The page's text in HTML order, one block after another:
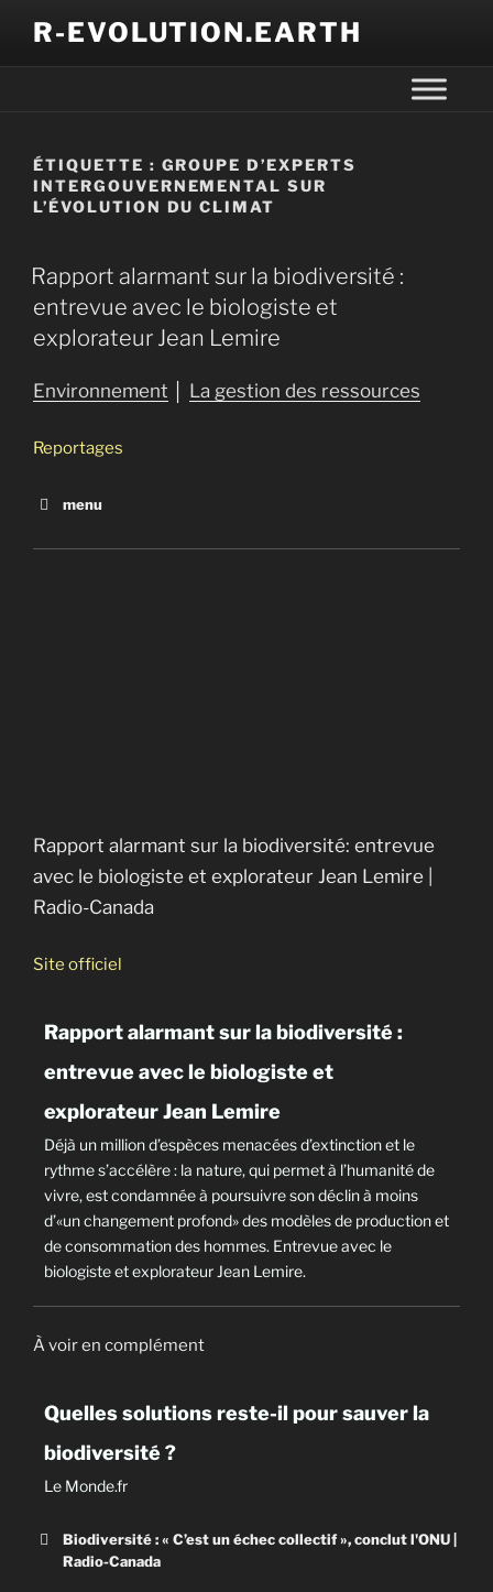
R-EVOLUTION.EARTH
ÉTIQUETTE : GROUPE D’EXPERTS
INTERGOUVERNEMENTAL SUR
L’ÉVOLUTION DU CLIMAT
Rapport alarmant sur la biodiversité :
entrevue avec le biologiste et
explorateur Jean Lemire
Environnement La gestion des ressources
Reportages
menu
Rapport alarmant sur la biodiversité: entrevue
avec le biologiste et explorateur Jean Lemire |
Radio-Canada
Site officiel
Rapport alarmant sur la biodiversité :
entrevue avec le biologiste et
explorateur Jean Lemire
Déjà un million d’espèces menacées d’extinction et le
rythme s’accélère : la nature, qui permet à l’humanité de
vivre, est condamnée à poursuivre son déclin à moins
d’«un changement profond» des modèles de production et
de consommation des hommes. Entrevue avec le
biologiste et explorateur Jean Lemire.
À voir en complément
Quelles solutions reste-il pour sauver la
biodiversité ?
Le Monde.fr
Biodiversité : « C’est un échec collectif », conclut l'ONU |
Radio-Canada